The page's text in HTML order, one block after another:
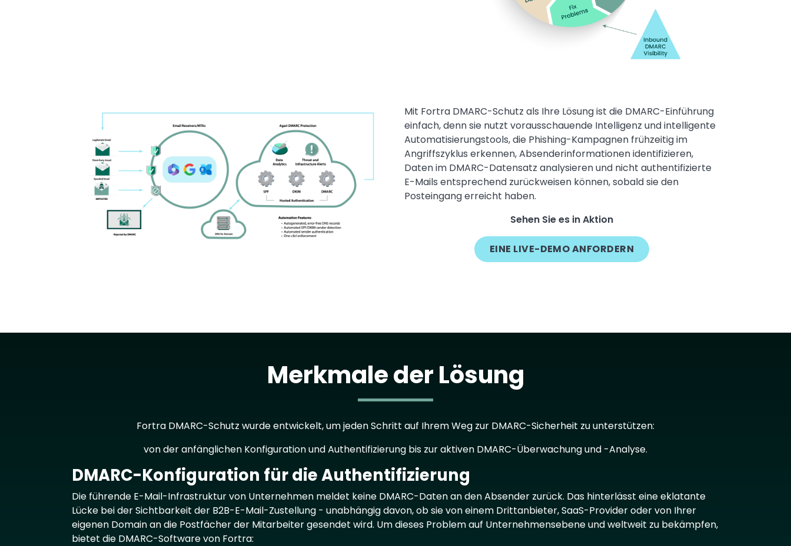
Mit Fortra DMARC-Schutz als Ihre Lösung ist die DMARC-Einführung
einfach, denn sie nutzt vorausschauende Intelligenz und intelligente
Automatisierungstools, die Phishing-Kampagnen frühzeitig im
Angriffszyklus erkennen, Absenderinformationen identifizieren,
Daten im DMARC-Datensatz analysieren und nicht authentifizierte
E-Mails entsprechend zurückweisen können, sobald sie den
Posteingang erreicht haben.
Sehen Sie es in Aktion
EINE LIVE-DEMO ANFORDERN
Merkmale der Lösung
Fortra DMARC-Schutz wurde entwickelt, um jeden Schritt auf Ihrem Weg zur DMARC-Sicherheit zu unterstützen:
von der anfänglichen Konfiguration und Authentifizierung bis zur aktiven DMARC-Überwachung und -Analyse.
DMARC-Konfiguration für die Authentifizierung
Text
Die führende E-Mail-Infrastruktur von Unternehmen meldet keine DMARC-Daten an den Absender zurück. Das hinterlässt eine eklatante
Lücke bei der Sichtbarkeit der B2B-E-Mail-Zustellung - unabhängig davon, ob sie von einem Drittanbieter, SaaS-Provider oder von Ihrer
eigenen Domain an die Postfächer der Mitarbeiter gesendet wird. Um dieses Problem auf Unternehmensebene und weltweit zu bekämpfen,
bietet die DMARC-Software von Fortra: